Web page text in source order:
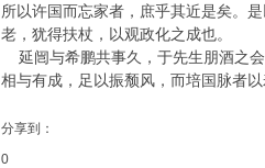
所以许国而忘家者，庶乎其近是矣。
老，犹得扶杖，以观政化之成也。
延闿与希鹏共事久，于先生朋酒之
相与有成，足以振颓风，而培国脉者
分享到：
0